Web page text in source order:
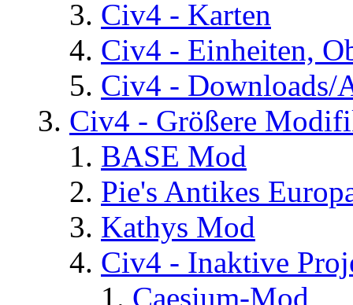
Civ4 - Karten
Civ4 - Einheiten,
Civ4 - Downloads/
Civ4 - Größere
BASE Mod
Pie's Antikes
Kathys Mod
Civ4 - Inaktive
Caesium-Mod